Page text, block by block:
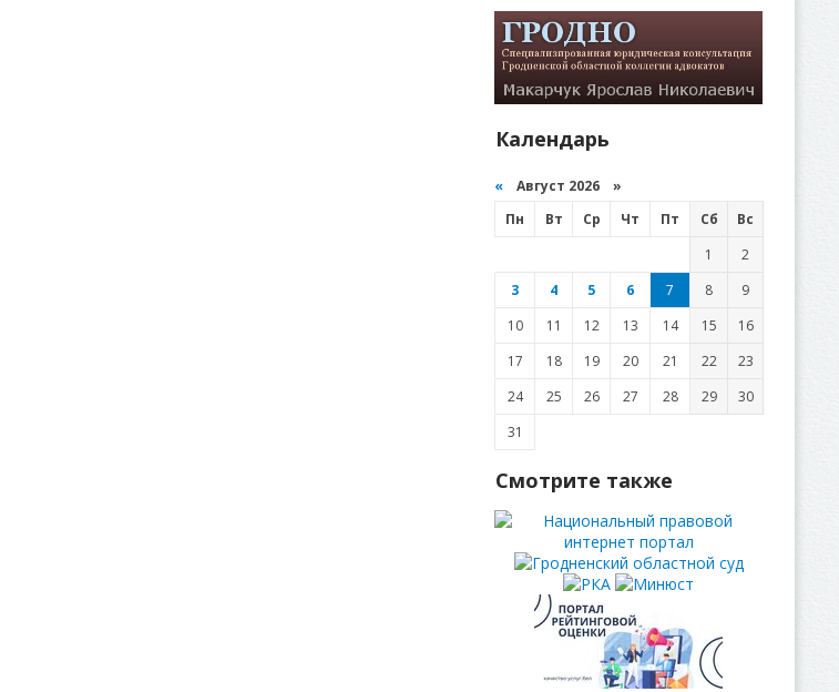
Календарь
« Август 2026 »
Пн
Вт Ср Чт Пт Сб
Вс
1
2
3
4 5 6 7 8
9
10
11 12 13 14 15
16
17
18 19 20 21 22
23
24
25 26 27 28 29
30
31
Смотрите также